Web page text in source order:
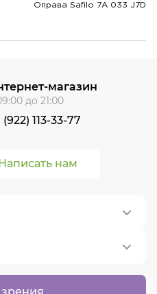
Оправа Safilo 7A 033 J7D
нам
магазин
до 21:00
(922) 113-33-77